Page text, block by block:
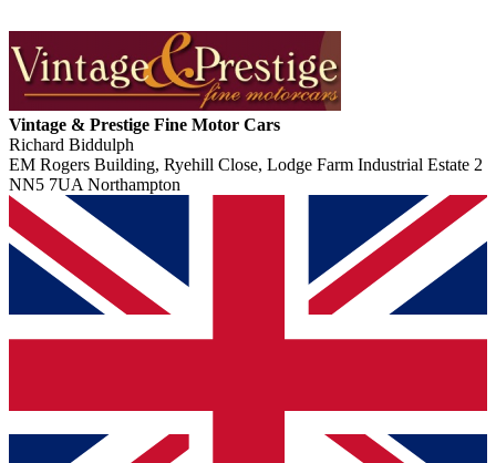
Vintage & Prestige Fine Motor Cars
Richard Biddulph
EM Rogers Building, Ryehill Close, Lodge Farm Industrial Estate 2
NN5 7UA Northampton